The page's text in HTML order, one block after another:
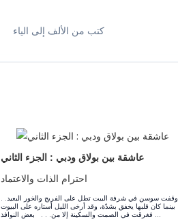
كتب من الألف إلى الياء
عاشقة بين بولاق ودبي : الجزء الثاني
احترام الذات والاعتماد
وقفت سوسن في شرفة البيت تطل على الفريج والخور البعيد. .
بينما كان قلبها يخفق بشدّة، وقد أرخى الليل أستاره على البيوت